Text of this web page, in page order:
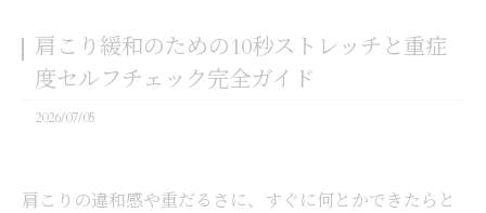
肩こり緩和のための10秒ストレッチと重症
度セルフチェック完全ガイド
2026/07/05
肩こりの違和感や重だるさに、すぐに何とかできたらと